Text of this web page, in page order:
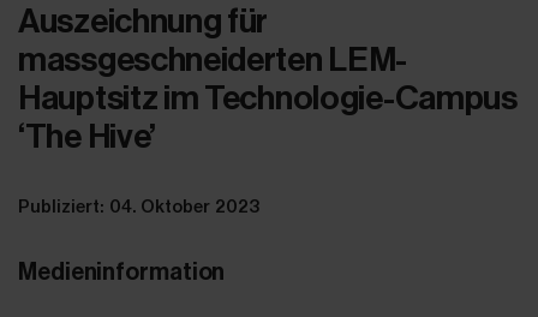
Auszeichnung für
massgeschneiderten LEM-
Hauptsitz im Technologie-Campus
‘The Hive’
Publiziert: 04. Oktober 2023
Medieninformation